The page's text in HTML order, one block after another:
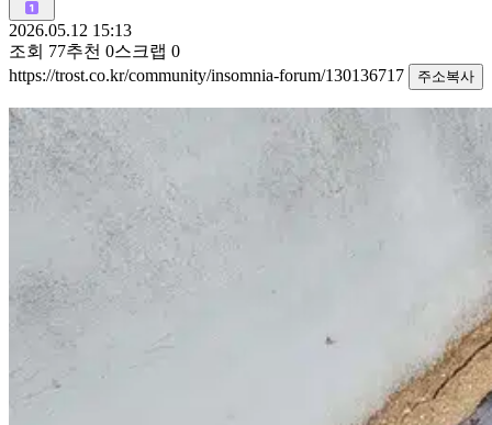
2026.05.12 15:13
조회 77추천 0스크랩 0
https://trost.co.kr/community/insomnia-forum/130136717
주소복사